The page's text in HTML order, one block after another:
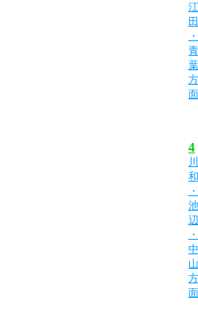
江
田
・
青
葉
方
面
4
川
和
・
池
辺
・
中
山
方
面